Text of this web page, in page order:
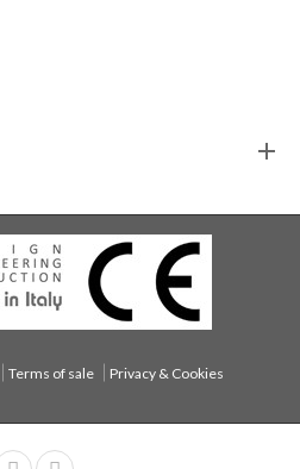
Terms of sale Privacy & Cookies